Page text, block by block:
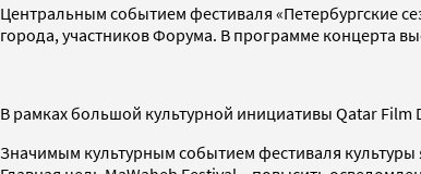
Центральным событием фестиваля «Петербургские
города, участников Форума. В программе концерта
В рамках большой культурной инициативы Qatar Film
Значимым культурным событием фестиваля